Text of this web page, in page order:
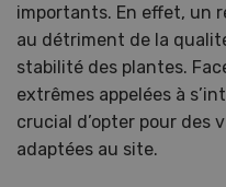
importants. En effet, un
au détriment de la
stabilité des plantes.
extrêmes appelées à
crucial d’opter pour des
adaptées au site.